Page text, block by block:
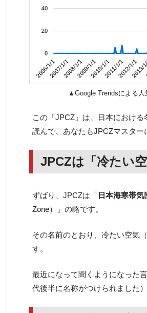
▲Google Trendsによる人
この「JPCZ」は、日本におけ
読んで、あなたもJPCZマスター
JPCZは「冷たい
ずばり、JPCZは「 日本海寒帯気
Zone）」の略です。
その名前のとおり、冷たい空気
す。
最近になって聞くようになった
代後半に名称がつけられました